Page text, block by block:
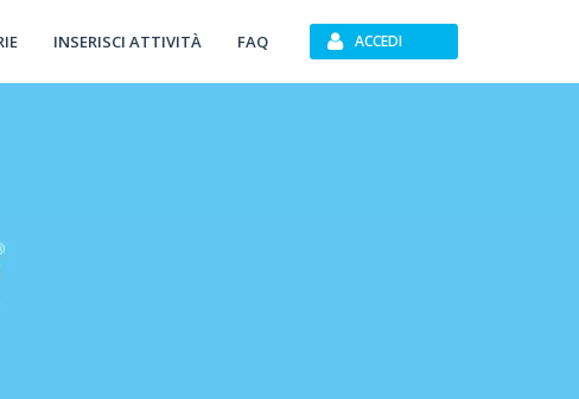
INSERISCI ATTIVITÀ FAQ ACCEDI